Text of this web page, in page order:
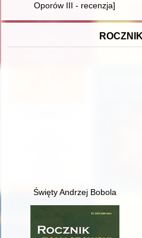
Oporów III - recenzja]
Święty Andrzej Bobola